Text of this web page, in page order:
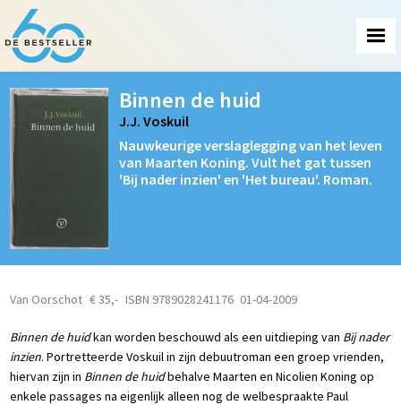
Binnen de huid
J.J. Voskuil
Nauwkeurige verslaglegging van het leven
van Maarten Koning. Vult het gat tussen
'Bij nader inzien' en 'Het bureau'. Roman.
Van Oorschot € 35,- ISBN 9789028241176 01-04-2009
Binnen de huidkan worden beschouwd als een uitdieping van Bij nader
inzien. Portretteerde Voskuil in zijn debuutroman een groep vrienden,
hiervan zijn in Binnen de huidbehalve Maarten en Nicolien Koning op
enkele passages na eigenlijk alleen nog de welbespraakte Paul